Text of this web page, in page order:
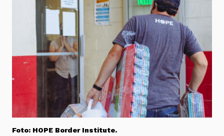
Foto: HOPE Border Institute.